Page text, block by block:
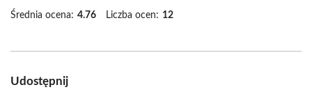
Średnia ocena: 4.76 Liczba ocen: 12
Udostępnij